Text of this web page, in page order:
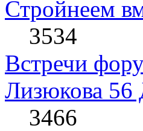
Стройнеем
3534
Встречи
Лизюкова 56
3466